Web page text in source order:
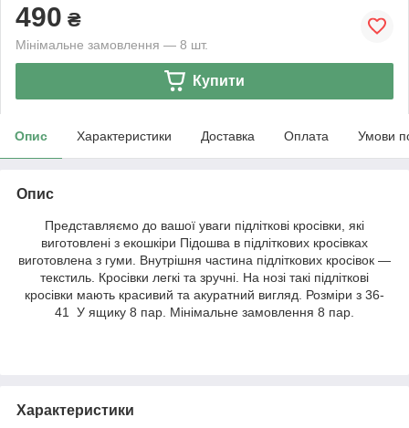
490 ₴
Мінімальне замовлення — 8 шт.
Купити
Опис Характеристики Доставка Оплата Умови
Опис
Представляємо до вашої уваги підліткові кросівки, які
виготовлені з екошкіри Підошва в підліткових кросівках
виготовлена з гуми. Внутрішня частина підліткових кросівок —
текстиль. Кросівки легкі та зручні. На нозі такі підліткові
кросівки мають красивий та акуратний вигляд. Розміри з 36-
41 У ящику 8 пар. Мінімальне замовлення 8 пар.
Характеристики